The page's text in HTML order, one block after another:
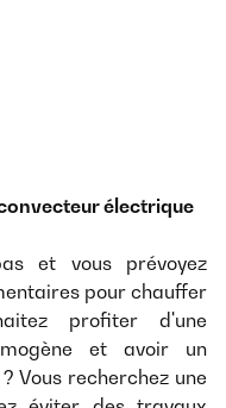
électrique
et vous prévoyez
pour chauffer
profiter d'une
et avoir un
Vous recherchez une